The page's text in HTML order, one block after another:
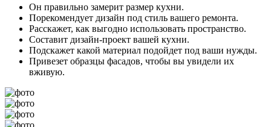
Он правильно замерит размер кухни.
Порекомендует дизайн под стиль вашего ремонта.
Расскажет, как выгодно использовать пространство.
Составит дизайн-проект вашей кухни.
Подскажет какой материал подойдет под ваши нужды.
Привезет образцы фасадов, чтобы вы увидели их
вживую.